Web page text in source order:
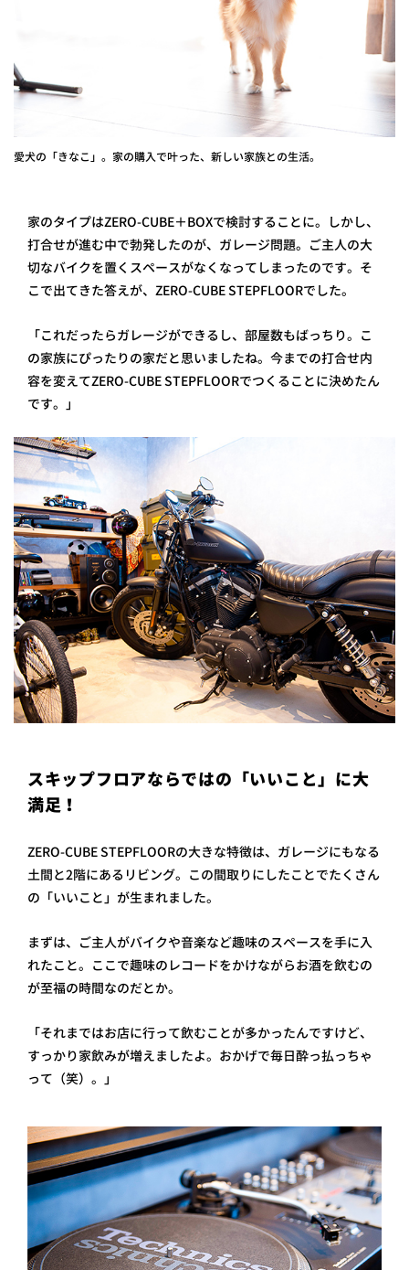
愛犬の「きなこ」。家の購入で叶った、新しい家族との生活。
家のタイプはZERO-CUBE＋BOXで検討することに。しかし、
打合せが進む中で勃発したのが、ガレージ問題。ご主人の大
切なバイクを置くスペースがなくなってしまったのです。そ
こで出てきた答えが、ZERO-CUBE STEPFLOORでした。
「これだったらガレージができるし、部屋数もばっちり。こ
の家族にぴったりの家だと思いましたね。今までの打合せ内
容を変えてZERO-CUBE STEPFLOORでつくることに決めたん
です。」
スキップフロアならではの「いいこと」に大
満足！
ZERO-CUBE STEPFLOORの大きな特徴は、ガレージにもなる
土間と2階にあるリビング。この間取りにしたことでたくさん
の「いいこと」が生まれました。
まずは、ご主人がバイクや音楽など趣味のスペースを手に入
れたこと。ここで趣味のレコードをかけながらお酒を飲むの
が至福の時間なのだとか。
「それまではお店に行って飲むことが多かったんですけど、
すっかり家飲みが増えましたよ。おかげで毎日酔っ払っちゃ
って（笑）。」